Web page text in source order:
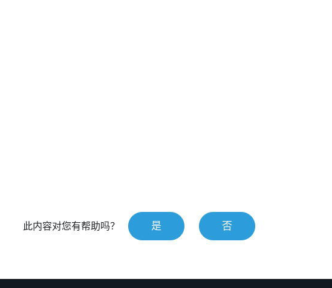
此内容对您有帮助吗？ 是 否